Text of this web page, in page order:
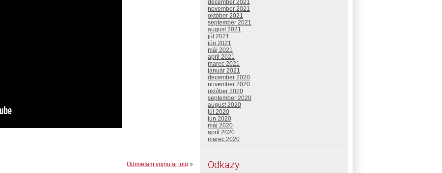
Odmietam vojnu aj toto »
december 2021
november 2021
október 2021
september 2021
august 2021
júl 2021
jún 2021
máj 2021
apríl 2021
marec 2021
január 2021
december 2020
november 2020
október 2020
september 2020
august 2020
júl 2020
jún 2020
máj 2020
apríl 2020
marec 2020
Odkazy